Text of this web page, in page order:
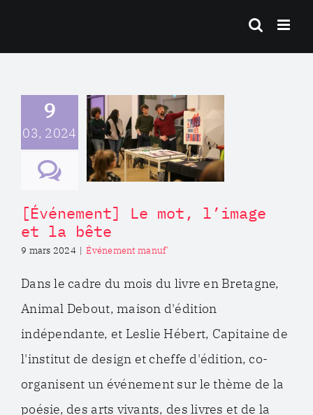
9
03, 2024
mot,
et la
manuf'
[Événement] Le mot, l’image
et la bête
9 mars 2024 | Événement manuf'
Dans le cadre du mois du livre en Bretagne,
Animal Debout, maison d'édition
indépendante, et Leslie Hébert, Capitaine de
l'institut de design et cheffe d'édition, co-
organisent un événement sur le thème de la
poésie, des arts vivants, des livres et de la